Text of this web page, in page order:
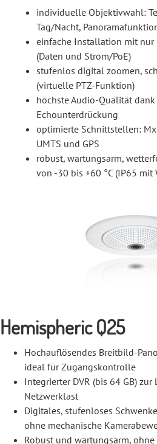
individuelle Objektivwahl:
Tag/Nacht,
einfache Installation mit nur
(Daten und Strom/PoE)
stufenlos digital zoomen,
(virtuelle PTZ-Funktion)
höchste Audio-Qualität
Echounterdrückung
optimierte Schnittstellen:
UMTS und GPS
robust, wartungsarm,
von -30 bis +60 °C (IP65 mit
Hemispheric Q25
Hochauflösendes Breitbild-
ideal für Zugangskontrolle
Integrierter DVR (bis 64 GB)
Netzwerklast
Digitales, stufenloses
ohne mechanische
Robust und wartungsarm,